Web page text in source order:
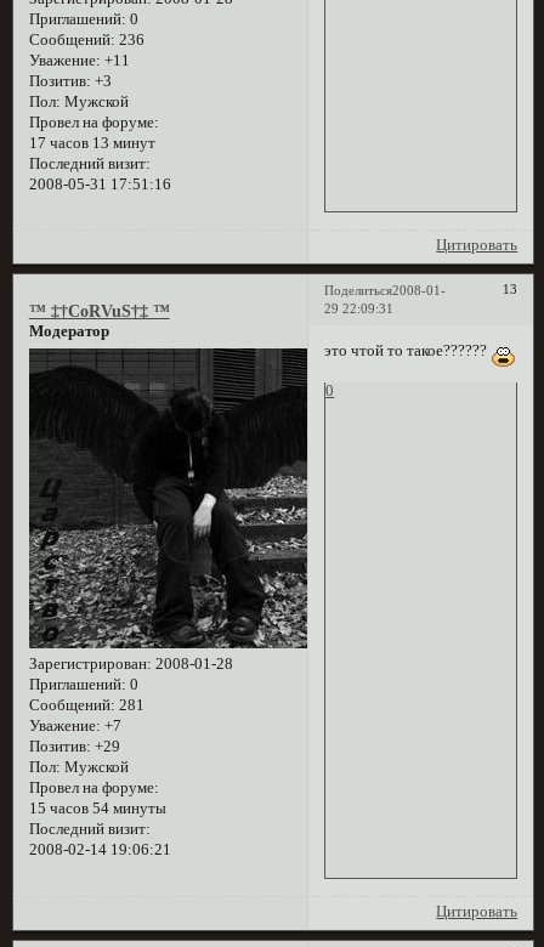
Приглашений: 0
Сообщений: 236
Уважение: +11
Позитив: +3
Пол: Мужской
Провел на форуме:
17 часов 13 минут
Последний визит:
2008-05-31 17:51:16
Цитировать
Поделиться 13
2008-01-
29 22:09:31
™ ‡†CoRVuS†‡ ™
Модератор
Зарегистрирован: 2008-01-28
Приглашений: 0
Сообщений: 281
Уважение: +7
Позитив: +29
Пол: Мужской
Провел на форуме:
15 часов 54 минуты
Последний визит:
2008-02-14 19:06:21
это чтой то такое??????
0
Цитировать